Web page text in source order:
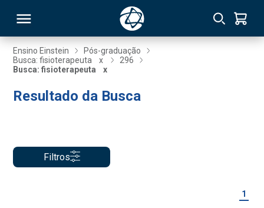
Ensino Einstein
Pós-graduação
Busca: fisioterapeuta
x
296
Busca: fisioterapeuta
x
Resultado da Busca
Filtros
1